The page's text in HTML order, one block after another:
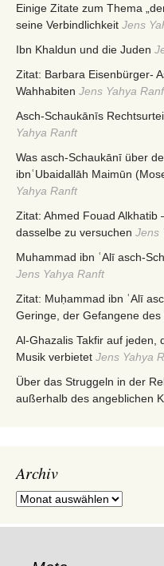
Einige Zitate zum Thema
seine Verbindlichkeit Jens
Ibn Khaldun und die Juden
Zitat: Barbara Eisenbürger-
Wahhabiten Jens Yahya
Asch-Schaukānīs
Yahya Ranft
Was asch-Schaukānī über
ibnʿUbaidallāh Maimūn
Yahya Ranft
Zitat: Ahmed Fouad Alkhatib
dasselbe zu versuchen Jens
Muhammad ibn ʿAlī asch-
Jens Yahya Ranft
Zitat: Muḥammad ibn ʿAlī
Geringe, der Gefangene des
Al-Ghazalis Takfir auf jeden,
Musik verbietet Jens Yahya
Über das Struggeln in der
außerhalb des angeblichen
Archiv
Archiv